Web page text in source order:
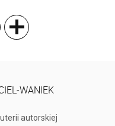
WANIEK
autorskiej